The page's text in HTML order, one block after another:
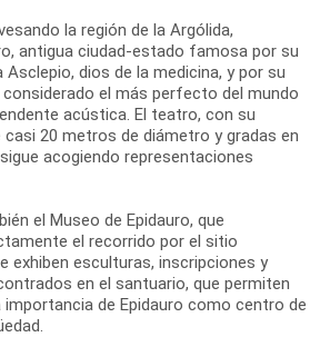
la región de la Argólida,
antigua ciudad-estado famosa por su
dios de la medicina, y por su
el más perfecto del mundo
acústica. El teatro, con su
20 metros de diámetro y gradas en
acogiendo representaciones
el Museo de Epidauro, que
el recorrido por el sitio
exhiben esculturas, inscripciones y
en el santuario, que permiten
de Epidauro como centro de